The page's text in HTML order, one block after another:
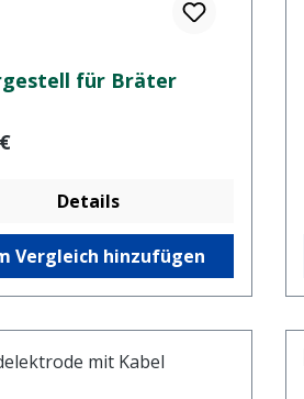
für Bräter
Preis:
Details
Vergleich hinzufügen